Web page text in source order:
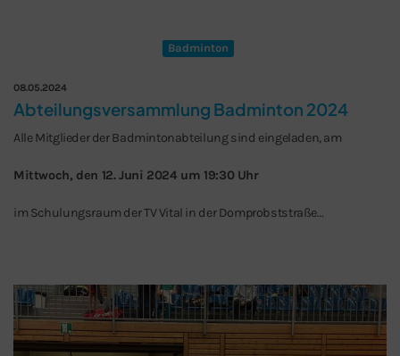
Badminton
08.05.2024
Abteilungsversammlung Badminton 2024
Alle Mitglieder der Badmintonabteilung sind eingeladen, am
Mittwoch, den 12. Juni 2024 um 19:30 Uhr
im Schulungsraum der TV Vital in der Domprobststraße…